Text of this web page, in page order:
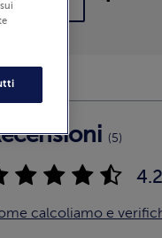
(5)
calcoliamo e